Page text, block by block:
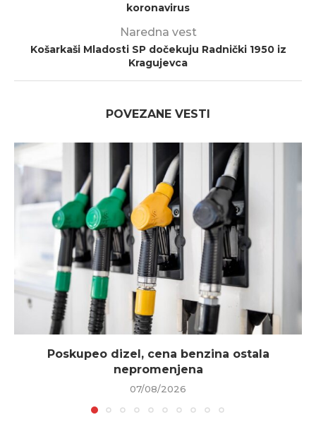
koronavirus
Naredna vest
Košarkaši Mladosti SP dočekuju Radnički 1950 iz
Kragujevca
POVEZANE VESTI
Poskupeo dizel, cena benzina ostala
nepromenjena
07/08/2026